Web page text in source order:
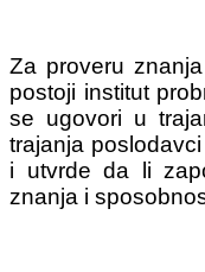
Za proveru
postoji institut
se ugovori u
trajanja
i utvrde da li
znanja i